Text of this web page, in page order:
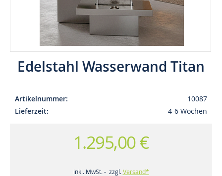
Edelstahl Wasserwand Titan
Artikelnummer
10087
Lieferzeit
4-6 Wochen
1.295,00 €
inkl. MwSt. - zzgl.Versand*